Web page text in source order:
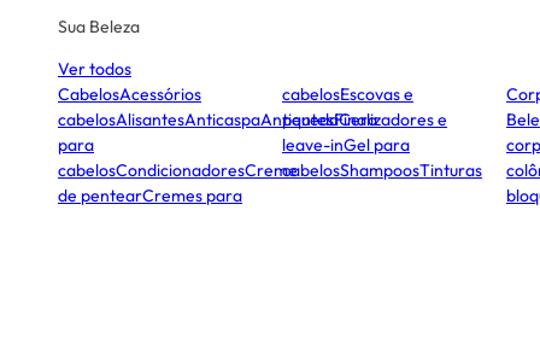
Sua Beleza
Ver todos
CabelosAcessórios
cabelosAlisantesAnticaspaAntiquedaCera
para
cabelosCondicionadoresCreme
de pentearCremes para
cabelosEscovas e
pentesFinalizadores e
leave-inGel para
cabelosShampoosTinturas